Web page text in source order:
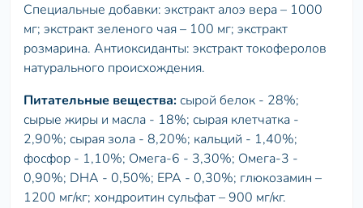
Специальные добавки: экстракт алоэ вера – 1000
мг; экстракт зеленого чая – 100 мг; экстракт
розмарина. Антиоксиданты: экстракт токоферолов
натурального происхождения.
Питательные вещества:сырой белок - 28%;
сырые жиры и масла - 18%; сырая клетчатка -
2,90%; сырая зола - 8,20%; кальций - 1,40%;
фосфор - 1,10%; Омега-6 - 3,30%; Омега-3 -
0,90%; DHA - 0,50%; EPA - 0,30%; глюкозамин –
1200 мг/кг; хондроитин сульфат – 900 мг/кг.